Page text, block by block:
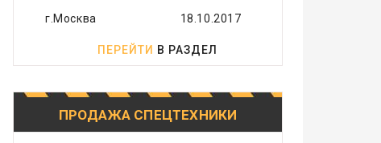
г.Москва 18.10.2017
ПЕРЕЙТИ В РАЗДЕЛ
ПРОДАЖА СПЕЦТЕХНИКИ